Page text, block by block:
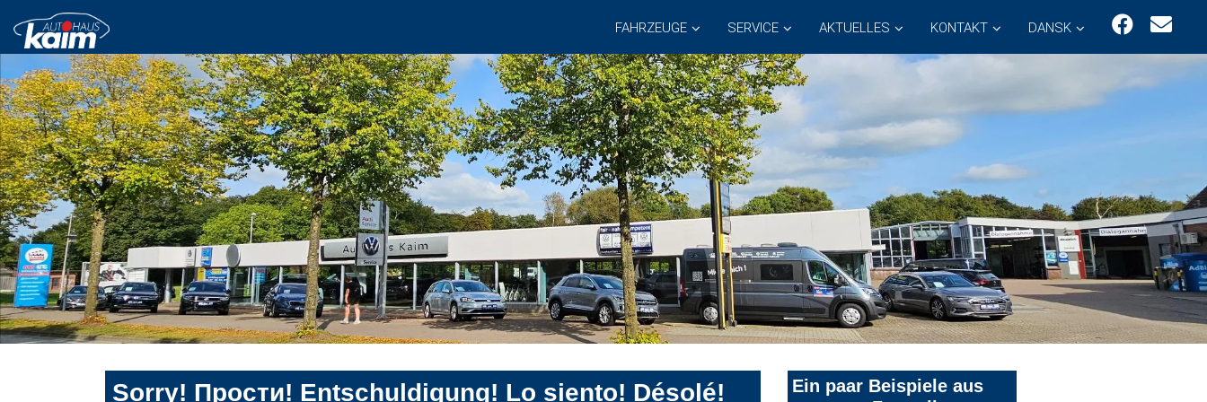
FAHRZEUGE SERVICE AKTUELLES KONTAKT DANSK
Sorry! Прости! Entschuldigung! Lo siento! Désolé!
Ein paar Beispiele aus